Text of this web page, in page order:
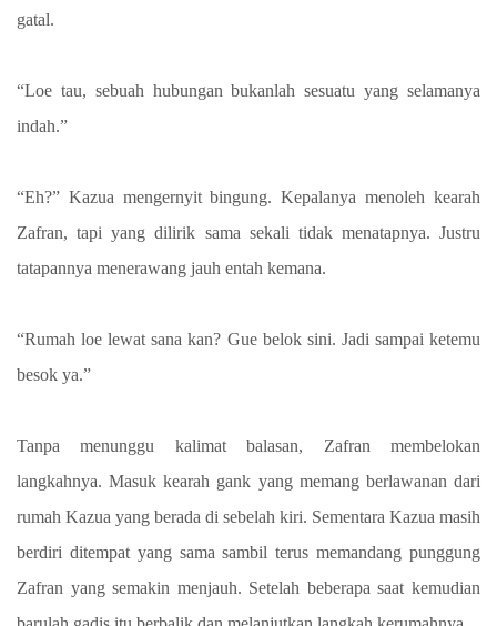
gatal.
“Loe tau, sebuah hubungan bukanlah sesuatu yang selamanya
indah.”
“Eh?” Kazua mengernyit bingung. Kepalanya menoleh kearah
Zafran, tapi yang dilirik sama sekali tidak menatapnya. Justru
tatapannya menerawang jauh entah kemana.
“Rumah loe lewat sana kan? Gue belok sini. Jadi sampai ketemu
besok ya.”
Tanpa menunggu kalimat balasan, Zafran membelokan
langkahnya. Masuk kearah gank yang memang berlawanan dari
rumah Kazua yang berada di sebelah kiri. Sementara Kazua masih
berdiri ditempat yang sama sambil terus memandang punggung
Zafran yang semakin menjauh. Setelah beberapa saat kemudian